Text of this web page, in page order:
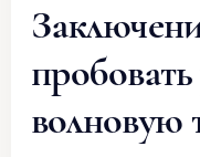
волновую